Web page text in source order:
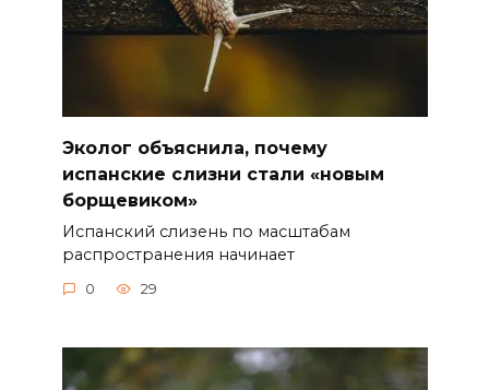
Эколог объяснила, почему
испанские слизни стали «новым
борщевиком»
Испанский слизень по масштабам
распространения начинает
0 29